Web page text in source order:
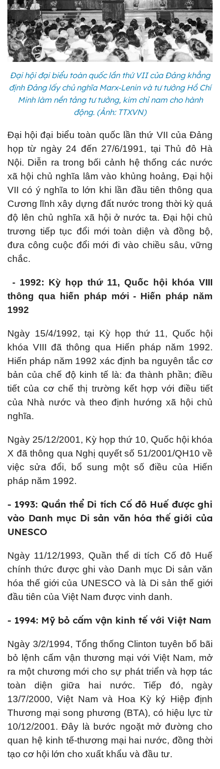
Đại hội đại biểu toàn quốc lần thứ VII của Đảng khẳng
định Đảng lấy chủ nghĩa Marx-Lenin và tư tưởng Hồ Chí
Minh làm nền tảng tư tưởng, kim chỉ nam cho hành
động. (Ảnh: TTXVN)
Đại hội đại biểu toàn quốc lần thứ VII của Đảng
họp từ ngày 24 đến 27/6/1991, tại Thủ đô Hà
Nội. Diễn ra trong bối cảnh hệ thống các nước
xã hội chủ nghĩa lâm vào khủng hoảng, Đại hội
VII có ý nghĩa to lớn khi lần đầu tiên thông qua
Cương lĩnh xây dựng đất nước trong thời kỳ quá
độ lên chủ nghĩa xã hội ở nước ta. Đại hội chủ
trương tiếp tục đổi mới toàn diện và đồng bộ,
đưa công cuộc đổi mới đi vào chiều sâu, vững
chắc.
- 1992: Kỳ họp thứ 11, Quốc hội khóa VIII
thông qua hiến pháp mới - Hiến pháp năm
1992
Ngày 15/4/1992, tại Kỳ họp thứ 11, Quốc hội
khóa VIII đã thông qua Hiến pháp năm 1992.
Hiến pháp năm 1992 xác định ba nguyên tắc cơ
bản của chế độ kinh tế là: đa thành phần; điều
tiết của cơ chế thị trường kết hợp với điều tiết
của Nhà nước và theo định hướng xã hội chủ
nghĩa.
Ngày 25/12/2001, Kỳ họp thứ 10, Quốc hội khóa
X đã thông qua Nghị quyết số 51/2001/QH10 về
việc sửa đổi, bổ sung một số điều của Hiến
pháp năm 1992.
- 1993: Quần thể Di tích Cố đô Huế được ghi
vào Danh mục Di sản văn hóa thế giới của
UNESCO
Ngày 11/12/1993, Quần thể di tích Cố đô Huế
chính thức được ghi vào Danh mục Di sản văn
hóa thế giới của UNESCO và là Di sản thế giới
đầu tiên của Việt Nam được vinh danh.
- 1994: Mỹ bỏ cấm vận kinh tế với Việt Nam
Ngày 3/2/1994, Tổng thống Clinton tuyên bố bãi
bỏ lệnh cấm vận thương mại với Việt Nam, mở
ra một chương mới cho sự phát triển và hợp tác
toàn diện giữa hai nước. Tiếp đó, ngày
13/7/2000, Việt Nam và Hoa Kỳ ký Hiệp định
Thương mại song phương (BTA), có hiệu lực từ
10/12/2001. Đây là bước ngoặt mở đường cho
quan hệ kinh tế-thương mại hai nước, đồng thời
tạo cơ hội lớn cho xuất khẩu và đầu tư.